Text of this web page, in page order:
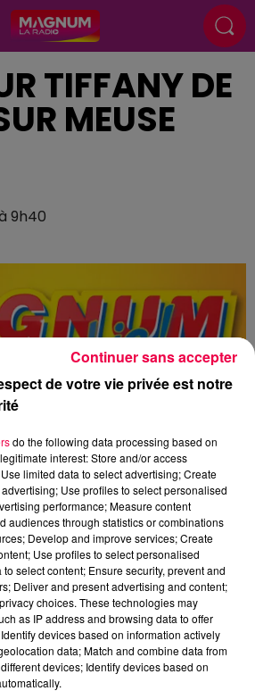
TIFFANY DE
MEUSE
9h40
de votre vie privée est notre
do the following data processing based on
interest: Store and/or access
limited data to select advertising; Create
Use profiles to select personalised
performance; Measure content
audiences through statistics or combinations
Develop and improve services; Create
Use profiles to select personalised
select content; Ensure security, prevent and
Deliver and present advertising and content;
choices. These technologies may
as IP address and browsing data to offer
devices based on information actively
data; Match and combine data from
devices; Identify devices based on
Continuer sans accepter